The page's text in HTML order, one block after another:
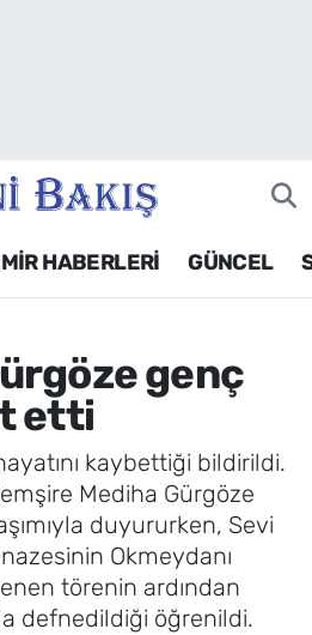
HABERLERİ GÜNCEL
genç
etti
kaybettiği bildirildi.
Mediha Gürgöze
duyururken, Sevi
Okmeydanı
törenin ardından
defnedildiği öğrenildi.